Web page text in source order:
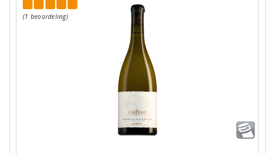
(1 beoordeling)